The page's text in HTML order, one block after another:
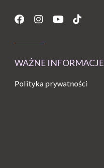
Facebook
Instagram
YoutubeTiktok
WAŻNE INFORMACJE
Polityka prywatności